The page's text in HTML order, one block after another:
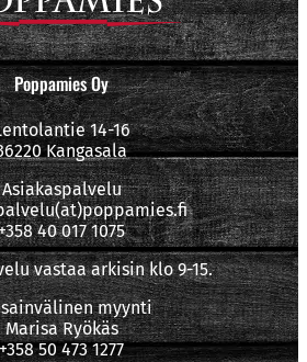
Poppamies Oy
14-16
Kangasala
Asiakaspalvelu
40 017 1075
vastaa arkisin klo 9-15.
myynti
Marisa Ryökäs
+358 50 473 1277